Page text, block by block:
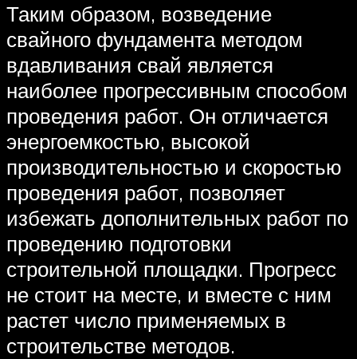
Таким образом, возведение
свайного фундамента методом
вдавливания свай является
наиболее прогрессивным способом
проведения работ. Он отличается
энергоемкостью, высокой
производительностью и скоростью
проведения работ, позволяет
избежать дополнительных работ по
проведению подготовки
строительной площадки. Прогресс
не стоит на месте, и вместе с ним
растет число применяемых в
строительстве методов.